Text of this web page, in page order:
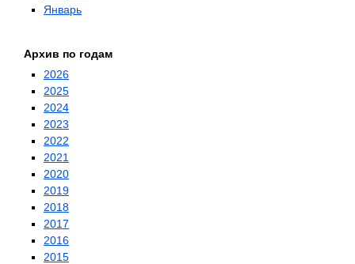
Январь
Архив по годам
2026
2025
2024
2023
2022
2021
2020
2019
2018
2017
2016
2015